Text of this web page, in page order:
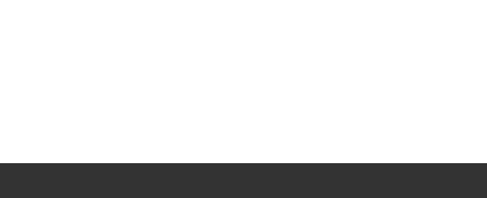
― 提供の手段又は方法：